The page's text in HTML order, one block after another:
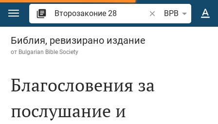
Преминете към съдържанието
Търсете стих или
BPB
Второзаконие 28
Библия, ревизирано издание
от Bulgarian Bible Society
Благословения за
послушание и